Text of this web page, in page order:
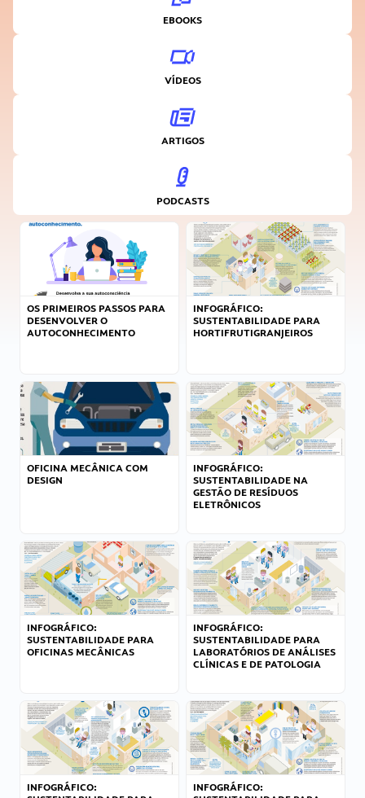
EBOOKS
VÍDEOS
ARTIGOS
PODCASTS
OS PRIMEIROS PASSOS PARA
DESENVOLVER O
AUTOCONHECIMENTO
INFOGRÁFICO:
SUSTENTABILIDADE PARA
HORTIFRUTIGRANJEIROS
OFICINA MECÂNICA COM
DESIGN
INFOGRÁFICO:
SUSTENTABILIDADE NA
GESTÃO DE RESÍDUOS
ELETRÔNICOS
INFOGRÁFICO:
SUSTENTABILIDADE PARA
OFICINAS MECÂNICAS
INFOGRÁFICO:
SUSTENTABILIDADE PARA
LABORATÓRIOS DE ANÁLISES
CLÍNICAS E DE PATOLOGIA
INFOGRÁFICO:
INFOGRÁFICO: